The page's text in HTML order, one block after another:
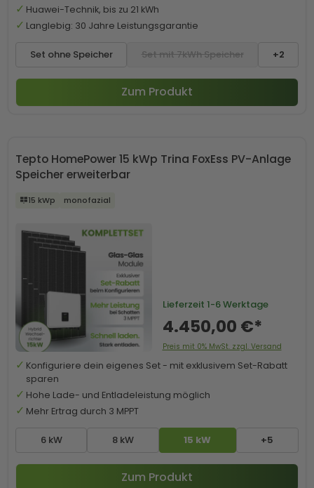
Set ohne Speicher Set mit 7kWh Speicher +2
Huawei-Technik, bis zu 21 kWh
Langlebig: 30 Jahre Leistungsgarantie
Zum Produkt
Tepto HomePower 15 kWp Trina FoxEss PV-Anlage
Speicher erweiterbar
15 kWp monofazial
6 kW 8 kW 15 kW +5
Lieferzeit 1-6 Werktage
4.450,00 €*
Preis mit 0% MwSt. zzgl. Versand
Konfiguriere dein eigenes Set - mit exklusivem Set-Rabatt
sparen
Hohe Lade- und Entladeleistung möglich
Mehr Ertrag durch 3 MPPT
Zum Produkt